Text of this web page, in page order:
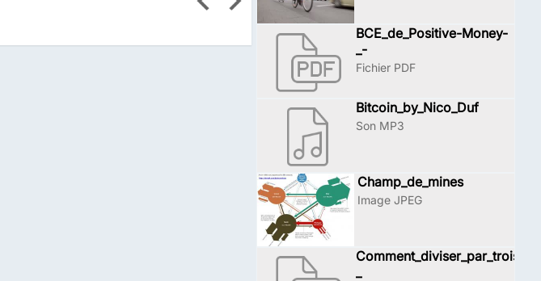
BCE_de_Positive-Money-
_-
Fichier PDF
Bitcoin_by_Nico_Duf
Son MP3
Champ_de_mines
Image JPEG
_